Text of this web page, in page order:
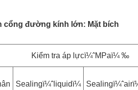
cổng đường kính lớn: Mặt bích
Kiểm tra áp lựcï¼ˆMPaï¼ ‰
Sealingï¼ˆliquidï¼